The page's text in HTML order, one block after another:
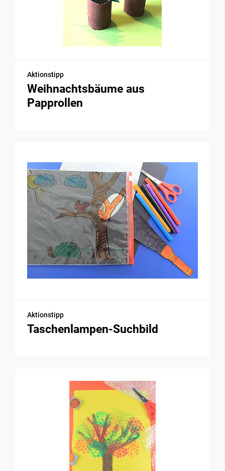
Aktionstipp
Weihnachtsbäume aus
Papprollen
Aktionstipp
Taschenlampen-Suchbild